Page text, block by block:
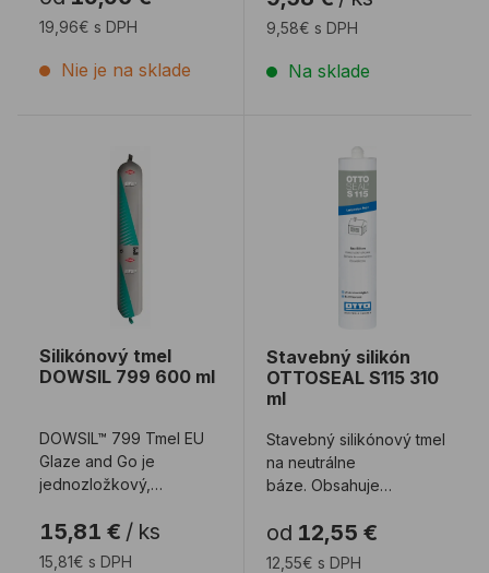
19,96€ s DPH
Nie je na sklade
silikónový ...
9,58€ s DPH
Na sklade
Silikónový tmel DOWSIL 799 600 ml
Silikónový tmel
DOWSIL 799 600 ml
DOWSIL™ 799 Tmel EU
Glaze and Go je
jednozložkový,
nízkomodulový
silikónový ...
15,81 € / ks
15,81€ s DPH
Stavebný silikón
Stavebný silikón
OTTOSEAL S115 310
ml
Stavebný silikónový tmel
na neutrálne
báze. Obsahuje
Technický list ...
od 12,55 €
12,55€ s DPH